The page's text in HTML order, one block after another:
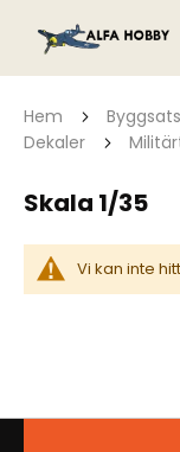
Hem
Dekaler
Skala 1/35
Vi kan inte